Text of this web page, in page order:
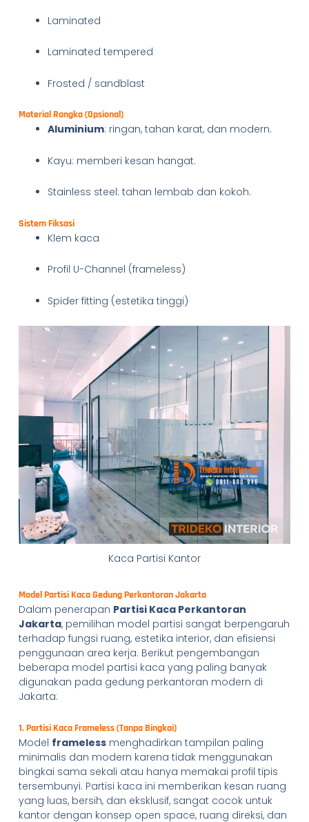
Laminated
Laminated tempered
Frosted / sandblast
Material Rangka (Opsional)
Aluminium: ringan, tahan karat, dan modern.
Kayu: memberi kesan hangat.
Stainless steel: tahan lembab dan kokoh.
Sistem Fiksasi
Klem kaca
Profil U-Channel (frameless)
Spider fitting (estetika tinggi)
Kaca Partisi Kantor
Model Partisi Kaca Gedung Perkantoran Jakarta
Dalam penerapan Partisi Kaca Perkantoran
Jakarta, pemilihan model partisi sangat berpengaruh
terhadap fungsi ruang, estetika interior, dan efisiensi
penggunaan area kerja. Berikut pengembangan
beberapa model partisi kaca yang paling banyak
digunakan pada gedung perkantoran modern di
Jakarta:
1. Partisi Kaca Frameless (Tanpa Bingkai)
Model framelessmenghadirkan tampilan paling
minimalis dan modern karena tidak menggunakan
bingkai sama sekali atau hanya memakai profil tipis
tersembunyi. Partisi kaca ini memberikan kesan ruang
yang luas, bersih, dan eksklusif, sangat cocok untuk
kantor dengan konsep open space, ruang direksi, dan